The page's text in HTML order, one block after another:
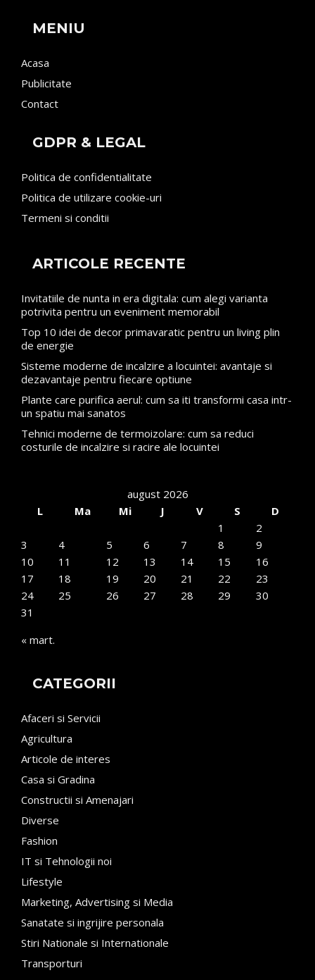
MENIU
Acasa
Publicitate
Contact
GDPR & LEGAL
Politica de confidentialitate
Politica de utilizare cookie-uri
Termeni si conditii
ARTICOLE RECENTE
Invitatiile de nunta in era digitala: cum alegi varianta
potrivita pentru un eveniment memorabil
Top 10 idei de decor primavaratic pentru un living plin
de energie
Sisteme moderne de incalzire a locuintei: avantaje si
dezavantaje pentru fiecare optiune
Plante care purifica aerul: cum sa iti transformi casa intr-
un spatiu mai sanatos
Tehnici moderne de termoizolare: cum sa reduci
costurile de incalzire si racire ale locuintei
august 2026
L
Ma Mi J V S
D
1
2
3
4 5 6 7 8
9
10
11 12 13 14 15
16
17
18 19 20 21 22
23
24
25 26 27 28 29
30
31
« mart.
CATEGORII
Afaceri si Servicii
Agricultura
Articole de interes
Casa si Gradina
Constructii si Amenajari
Diverse
Fashion
IT si Tehnologii noi
Lifestyle
Marketing, Advertising si Media
Sanatate si ingrijire personala
Stiri Nationale si Internationale
Transporturi